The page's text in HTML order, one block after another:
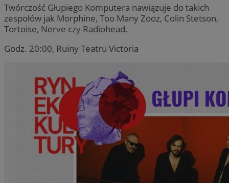
Twórczość Głupiego Komputera nawiązuje do takich
zespołów jak Morphine, Too Many Zooz, Colin Stetson,
Tortoise, Nerve czy Radiohead.
Godz. 20:00, Ruiny Teatru Victoria